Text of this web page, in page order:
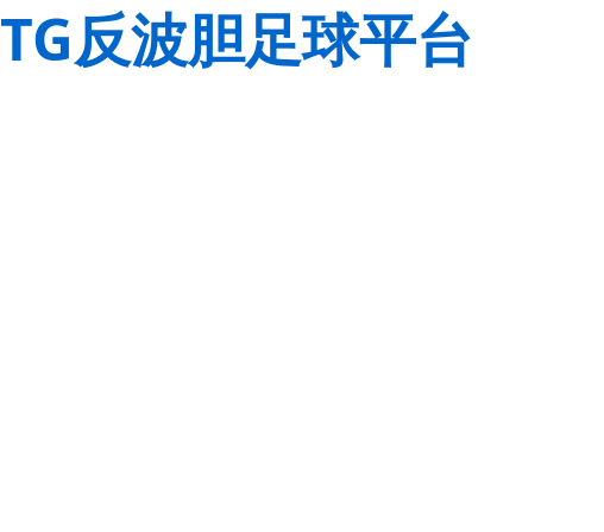
TG反波胆足球平台